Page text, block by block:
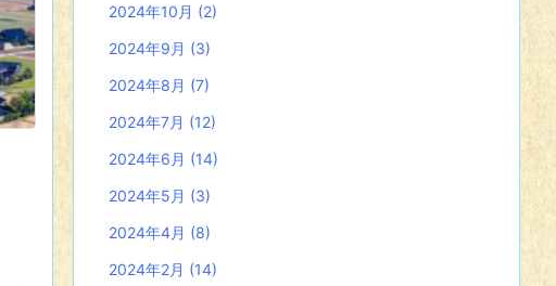
2024年10月 (2)
2024年9月 (3)
2024年8月 (7)
2024年7月 (12)
2024年6月 (14)
2024年5月 (3)
2024年4月 (8)
2024年2月 (14)